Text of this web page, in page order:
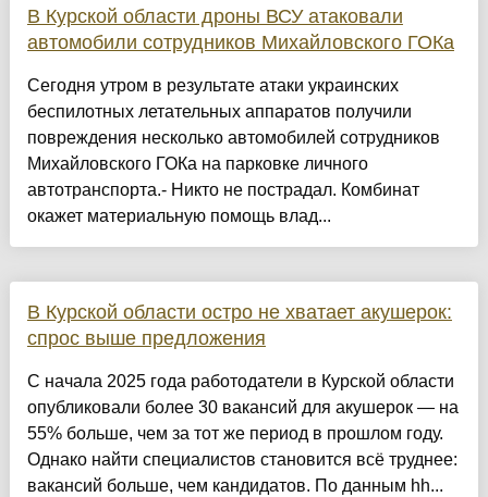
В Курской области дроны ВСУ атаковали
автомобили сотрудников Михайловского ГОКа
Сегодня утром в результате атаки украинских
беспилотных летательных аппаратов получили
повреждения несколько автомобилей сотрудников
Михайловского ГОКа на парковке личного
автотранспорта.- Никто не пострадал. Комбинат
окажет материальную помощь влад...
В Курской области остро не хватает акушерок:
спрос выше предложения
С начала 2025 года работодатели в Курской области
опубликовали более 30 вакансий для акушерок — на
55% больше, чем за тот же период в прошлом году.
Однако найти специалистов становится всё труднее:
вакансий больше, чем кандидатов. По данным hh...